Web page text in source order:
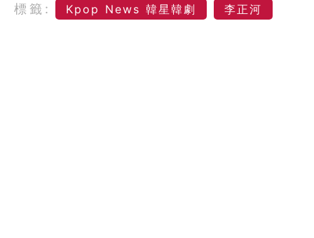
標籤: Kpop News 韓星韓劇 李正河